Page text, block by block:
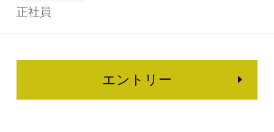
正社員
エントリー